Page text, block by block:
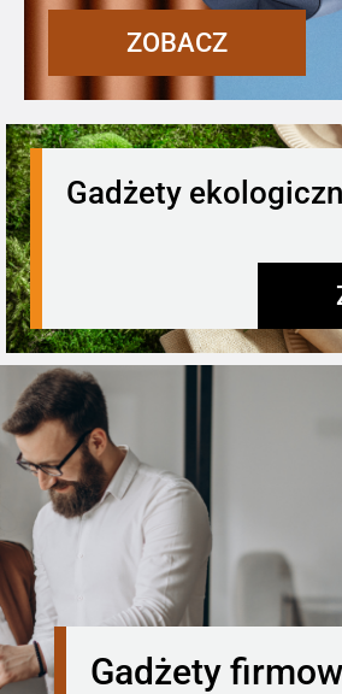
ZOBACZ
Gadżety
Gadżety